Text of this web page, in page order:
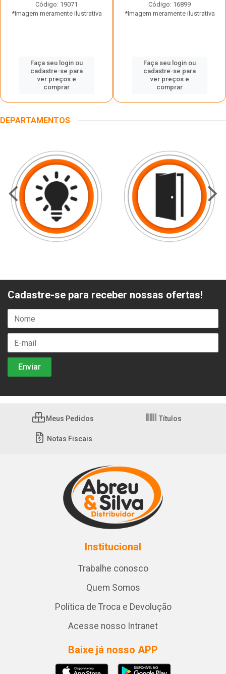
Código: 19071
*Imagem meramente ilustrativa
Faça seu login ou
cadastre-se para
ver preços e
comprar
Código: 16899
*Imagem meramente ilustrativa
Faça seu login ou
cadastre-se para
ver preços e
comprar
DEPARTAMENTOS
Cadastre-se para receber nossas ofertas!
Meus Pedidos Títulos
Notas Fiscais
Institucional
Trabalhe conosco
Quem Somos
Política de Troca e Devolução
Acesse nosso Intranet
Baixe já nosso APP